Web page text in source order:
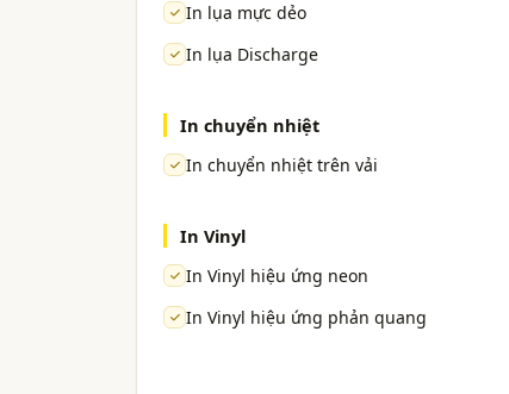
In lụa mực dẻo
In lụa Discharge
In chuyển nhiệt
In chuyển nhiệt trên vải
In Vinyl
In Vinyl hiệu ứng neon
In Vinyl hiệu ứng phản quang